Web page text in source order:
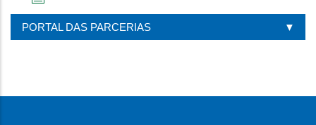
PÁGINA
PORTAL DAS PARCERIAS